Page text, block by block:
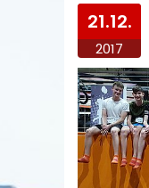
21.12.
2017